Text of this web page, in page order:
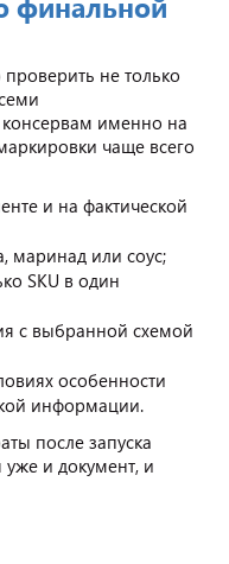
не только
именно на
чаще всего
и на фактической
маринад или соус;
SKU в один
с выбранной схемой
особенности
информации.
после запуска
уже и документ, и